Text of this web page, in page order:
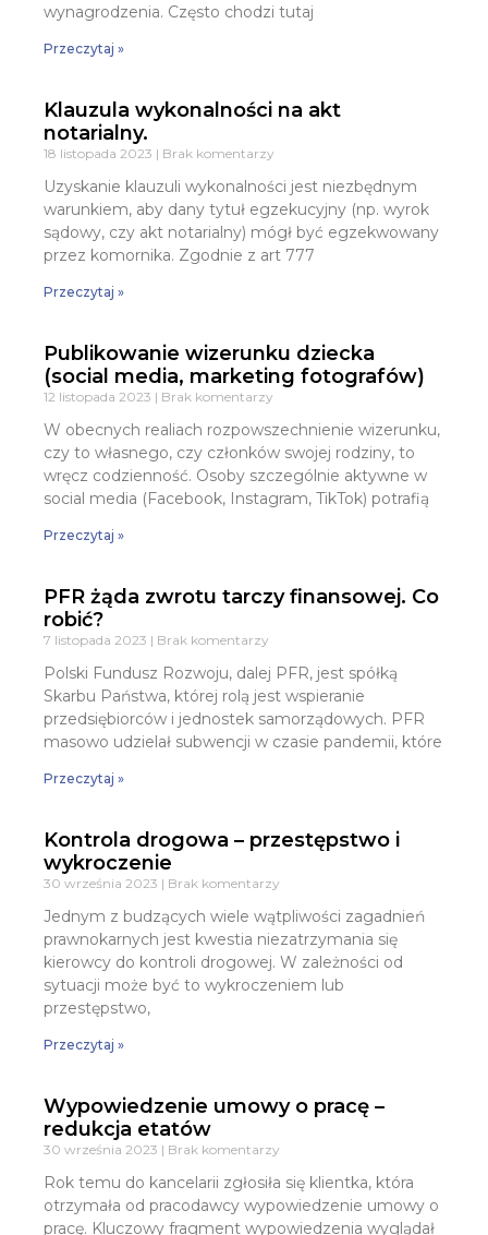
wynagrodzenia. Często chodzi tutaj
Przeczytaj »
Klauzula wykonalności na akt
notarialny.
18 listopada 2023 Brak komentarzy
Uzyskanie klauzuli wykonalności jest niezbędnym
warunkiem, aby dany tytuł egzekucyjny (np. wyrok
sądowy, czy akt notarialny) mógł być egzekwowany
przez komornika. Zgodnie z art 777
Przeczytaj »
Publikowanie wizerunku dziecka
(social media, marketing fotografów)
12 listopada 2023 Brak komentarzy
W obecnych realiach rozpowszechnienie wizerunku,
czy to własnego, czy członków swojej rodziny, to
wręcz codzienność. Osoby szczególnie aktywne w
social media (Facebook, Instagram, TikTok) potrafią
Przeczytaj »
PFR żąda zwrotu tarczy finansowej. Co
robić?
7 listopada 2023 Brak komentarzy
Polski Fundusz Rozwoju, dalej PFR, jest spółką
Skarbu Państwa, której rolą jest wspieranie
przedsiębiorców i jednostek samorządowych. PFR
masowo udzielał subwencji w czasie pandemii, które
Przeczytaj »
Kontrola drogowa – przestępstwo i
wykroczenie
30 września 2023 Brak komentarzy
Jednym z budzących wiele wątpliwości zagadnień
prawnokarnych jest kwestia niezatrzymania się
kierowcy do kontroli drogowej. W zależności od
sytuacji może być to wykroczeniem lub
przestępstwo,
Przeczytaj »
Wypowiedzenie umowy o pracę –
redukcja etatów
30 września 2023 Brak komentarzy
Rok temu do kancelarii zgłosiła się klientka, która
otrzymała od pracodawcy wypowiedzenie umowy o
pracę. Kluczowy fragment wypowiedzenia wyglądał